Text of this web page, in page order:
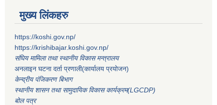
मुख्य लिंकहरु
https://koshi.gov.np/
https://krishibajar.koshi.gov.np/
संघिय मामिला तथा स्थानीय विकास मन्त्रालय
अनलाइन घटना दर्ता प्रणाली(कार्यालय प्रयोजन)
केन्द्रीय पंजिकरण बिभाग
स्थानीय शासन तथा सामुदायिक विकास कार्यक्रम(LGCDP)
बोल पत्र